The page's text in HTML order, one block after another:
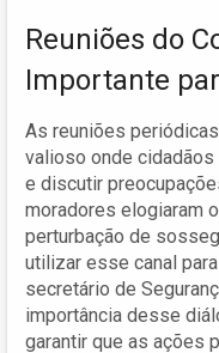
Reuniões do
Importante
As reuniões
valioso onde
e discutir
moradores elogiaram
perturbação de
utilizar esse canal
secretário de
importância desse
garantir que as ações